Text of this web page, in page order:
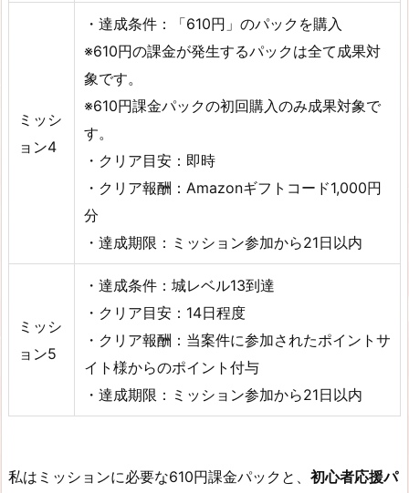
ミッシ
ョン4
・達成条件：「610円」のパックを購入
※610円の課金が発生するパックは全て成果対
象です。
※610円課金パックの初回購入のみ成果対象で
す。
・クリア目安：即時
・クリア報酬：Amazonギフトコード1,000円
分
・達成期限：ミッション参加から21日以内
ミッシ
ョン5
・達成条件：城レベル13到達
・クリア目安：14日程度
・クリア報酬：当案件に参加されたポイントサ
イト様からのポイント付与
・達成期限：ミッション参加から21日以内
私はミッションに必要な610円課金パックと、 初心者応援パ